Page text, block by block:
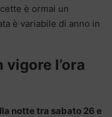
è ormai un
è variabile di anno in
vigore l’ora
notte tra sabato 26 e